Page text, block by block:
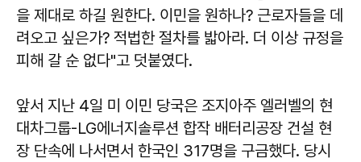
을 제대로 하길 원한다. 이민을 원하나? 근로자들을 데
려오고 싶은가? 적법한 절차를 밟아라. 더 이상 규정을
피해 갈 순 없다"고 덧붙였다.
앞서 지난 4일 미 이민 당국은 조지아주 엘러벨의 현
대차그룹-LG에너지솔루션 합작 배터리공장 건설 현
장 단속에 나서면서 한국인 317명을 구금했다. 당시